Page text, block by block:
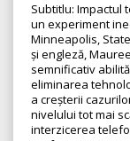
Subtitlu: Impactul
un experiment
Minneapolis,
și engleză,
semnificativ
eliminarea
a creșterii
nivelului tot mai
interzicerea